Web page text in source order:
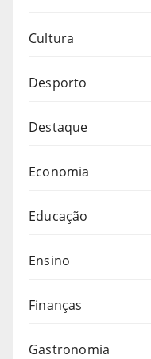
Cultura
Desporto
Destaque
Economia
Educação
Ensino
Finanças
Gastronomia